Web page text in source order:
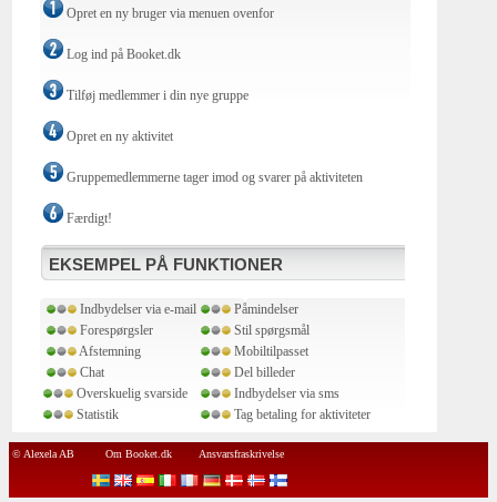
Opret en ny bruger via menuen ovenfor
Log ind på Booket.dk
Tilføj medlemmer i din nye gruppe
Opret en ny aktivitet
Gruppemedlemmerne tager imod og svarer på aktiviteten
Færdigt!
EKSEMPEL PÅ FUNKTIONER
Indbydelser via e-mail
Påmindelser
Forespørgsler
Stil spørgsmål
Afstemning
Mobiltilpasset
Chat
Del billeder
Overskuelig svarside
Indbydelser via sms
Statistik
Tag betaling for aktiviteter
© Alexela AB Om Booket.dk Ansvarsfraskrivelse